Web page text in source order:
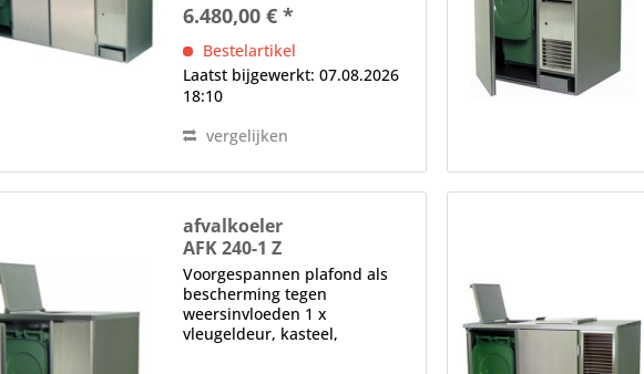
verwisselbaar zonder
gereedschap elektronische
controle (achter het
diafragma)...
6.480,00 € *
Bestelartikel
Laatst bijgewerkt: 07.08.2026
18:10
vergelijken
afvalkoeler
AFK 240-1 Z
Voorgespannen plafond als
bescherming tegen
weersinvloeden 1 x
vleugeldeur, kasteel,